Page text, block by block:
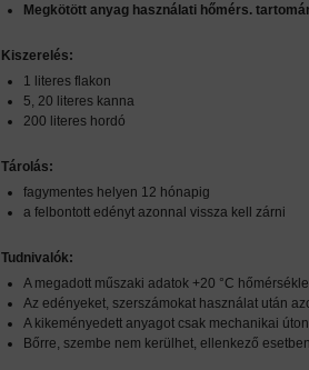
Megkötött anyag használati hőmérs.
Kiszerelés:
1 literes flakon
5, 20 literes kanna
200 literes hordó
Tárolás:
fagymentes helyen 12 hónapig
a felbontott edényt azonnal vissza kell zárni
Tudnivalók:
A megadott műszaki adatok +20 °C
Az edényeket, szerszámokat használat után
A kikeményedett anyagot csak mechanikai
Bőrre, szembe nem kerülhet, ellenkező